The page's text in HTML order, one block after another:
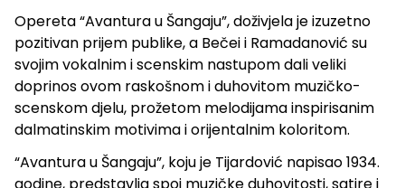
Opereta “Avantura u Šangaju”, doživjela je izuzetno
pozitivan prijem publike, a Bečei i Ramadanović su
svojim vokalnim i scenskim nastupom dali veliki
doprinos ovom raskošnom i duhovitom muzičko-
scenskom djelu, prožetom melodijama inspirisanim
dalmatinskim motivima i orijentalnim koloritom.
“Avantura u Šangaju”, koju je Tijardović napisao 1934.
godine, predstavlja spoj muzičke duhovitosti, satire i